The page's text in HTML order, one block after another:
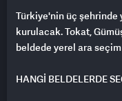
Türkiye'nin üç şehrinde
kurulacak. Tokat,
beldede yerel ara
HANGİ BELDELERDE